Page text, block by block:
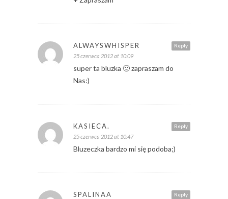
Reply
ALWAYSWHISPER
25 czerwca 2012 at 10:09
super ta bluzka 🙂 zapraszam do
Nas:)
Reply
KASIECA.
25 czerwca 2012 at 10:47
Bluzeczka bardzo mi się podoba;)
Reply
SPALINAA